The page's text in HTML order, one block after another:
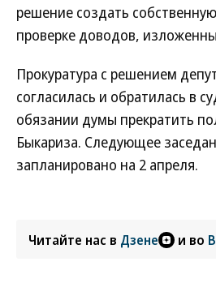
решение создать
проверке доводов,
Прокуратура с решением
согласилась и обратилась в
обязании думы прекратить
Быкариза. Следующее
запланировано на 2 апреля.
Читайте нас в Дзене и во